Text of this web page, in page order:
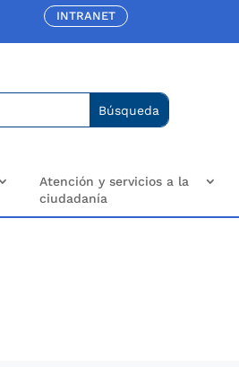
INTRANET
Atención y servicios a la
ciudadanía